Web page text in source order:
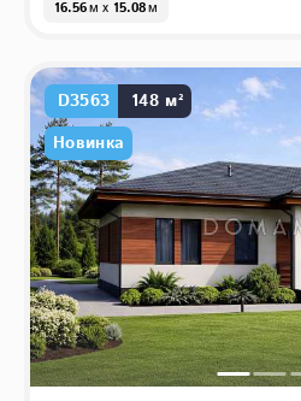
16.56м x 15.08м
D3563
148 м²
Новинка